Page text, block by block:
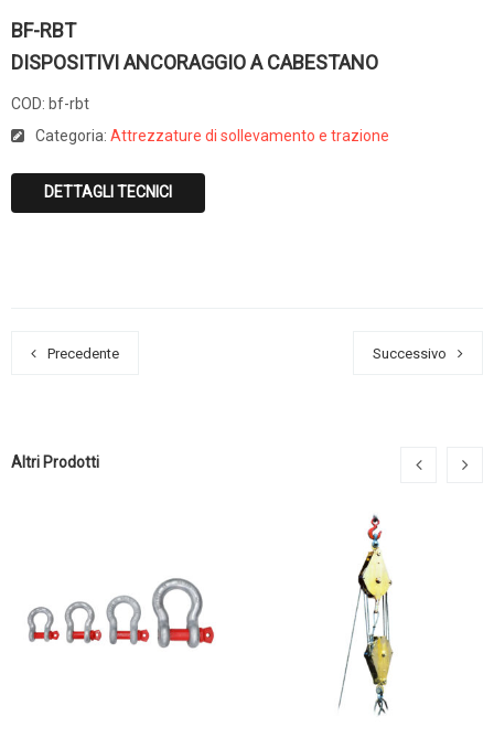
BF-RBT
DISPOSITIVI ANCORAGGIO A CABESTANO
COD: bf-rbt
Categoria: Attrezzature di sollevamento e trazione
DETTAGLI TECNICI
Precedente Successivo
Altri Prodotti